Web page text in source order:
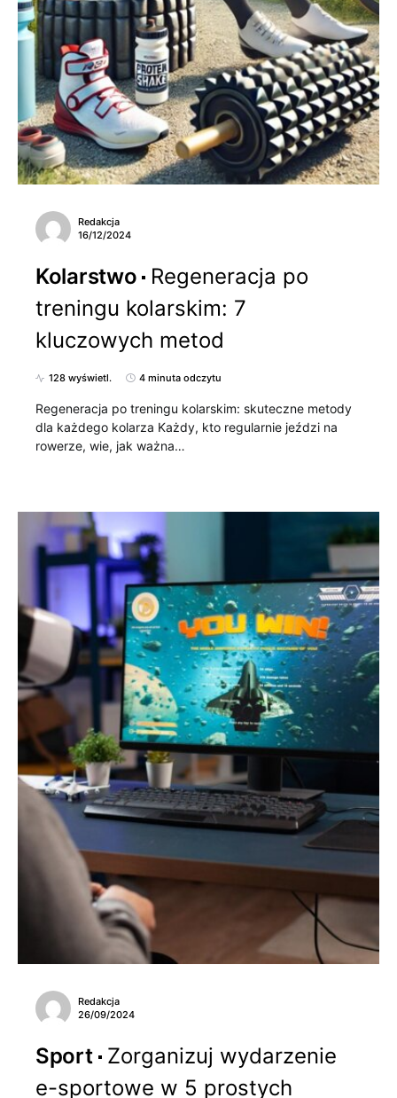
Redakcja
16/12/2024
Kolarstwo
Regeneracja po
treningu kolarskim: 7
kluczowych metod
128 wyświetl. 4 minuta odczytu
Regeneracja po treningu kolarskim: skuteczne metody
dla każdego kolarza Każdy, kto regularnie jeździ na
rowerze, wie, jak ważna…
Redakcja
26/09/2024
Sport
Zorganizuj wydarzenie
e-sportowe w 5 prostych